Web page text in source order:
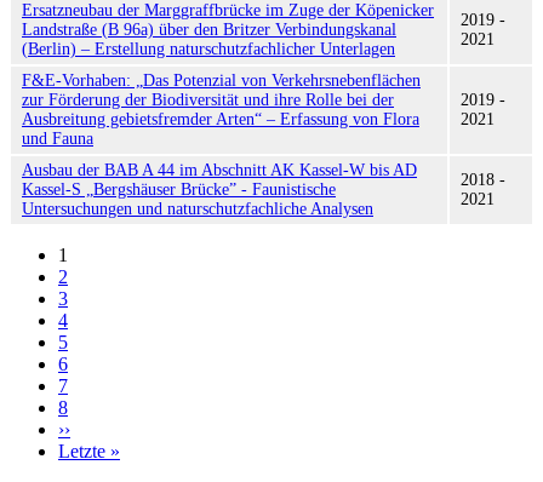
Ersatzneubau der Marggraffbrücke im Zuge der Köpenicker
Landstraße (B 96a) über den Britzer Verbindungskanal
(Berlin) – Erstellung naturschutzfachlicher Unterlagen
2019 -
2021
F&E-Vorhaben: „Das Potenzial von Verkehrsnebenflächen
zur Förderung der Biodiversität und ihre Rolle bei der
Ausbreitung gebietsfremder Arten“ – Erfassung von Flora
und Fauna
2019 -
2021
Ausbau der BAB A 44 im Abschnitt AK Kassel-W bis AD
Kassel-S „Bergshäuser Brücke” - Faunistische
Untersuchungen und naturschutzfachliche Analysen
2018 -
2021
Seitennummerierung
1
2
3
4
5
6
7
8
››
Seite
Letzte »